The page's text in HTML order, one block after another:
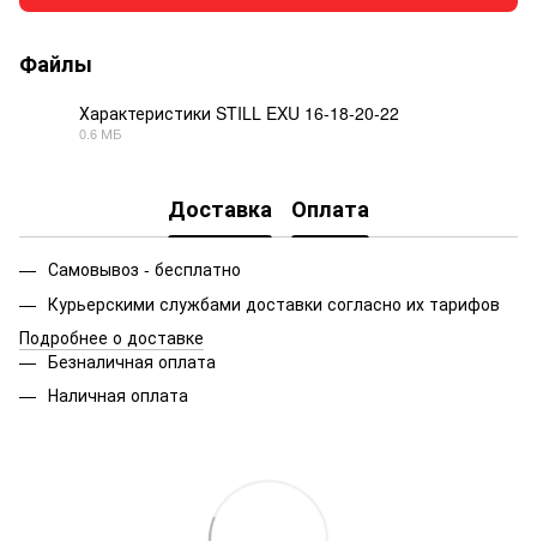
Файлы
Характеристики STILL EXU 16-18-20-22
0.6 МБ
Доставка Оплата
Самовывоз - бесплатно
Курьерскими службами доставки согласно их тарифов
Подробнее о доставке
Безналичная оплата
Наличная оплата